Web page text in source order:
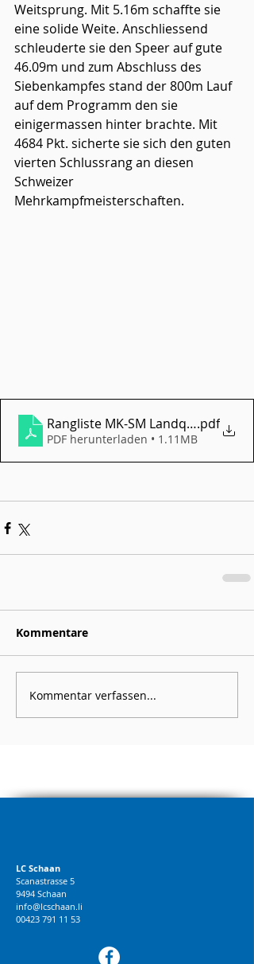
Weitsprung. Mit 5.16m schaffte sie
eine solide Weite. Anschliessend
schleuderte sie den Speer auf gute
46.09m und zum Abschluss des
Siebenkampfes stand der 800m Lauf
auf dem Programm den sie
einigermassen hinter brachte. Mit
4684 Pkt. sicherte sie sich den guten
vierten Schlussrang an diesen
Schweizer
Mehrkampfmeisterschaften.
Rangliste MK-SM Landquart 2022
.pdf
PDF herunterladen • 1.11MB
Kommentare
Kommentar verfassen...
LC Schaan
Scanastrasse 5
9494 Schaan
info@lcschaan.li
00423 791 11 53